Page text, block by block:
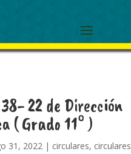
22 de Dirección
( Grado 11° )
31, 2022| circulares, circulares